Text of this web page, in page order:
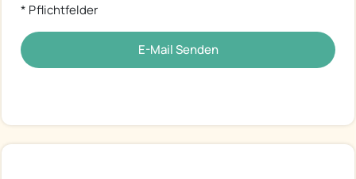
* Pflichtfelder
E-Mail Senden